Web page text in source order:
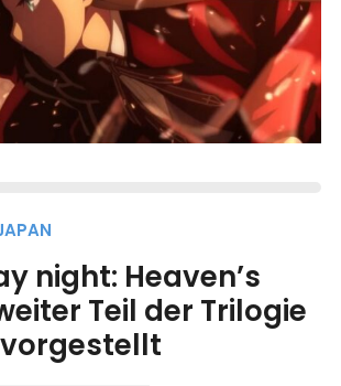
night: Heaven’s
Teil der Trilogie